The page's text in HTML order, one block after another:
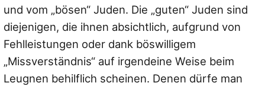
und vom „bösen“ Juden. Die „guten“ Juden sind
diejenigen, die ihnen absichtlich, aufgrund von
Fehlleistungen oder dank böswilligem
„Missverständnis“ auf irgendeine Weise beim
Leugnen behilflich scheinen. Denen dürfe man